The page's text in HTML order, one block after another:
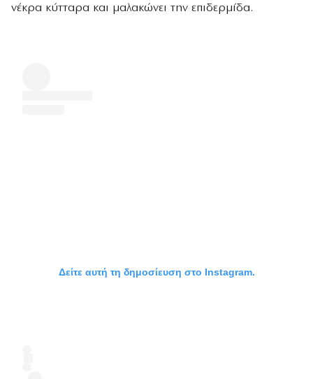
νέκρα κύτταρα και μαλακώνει την επιδερμίδα.
Δείτε αυτή τη δημοσίευση στο Instagram.